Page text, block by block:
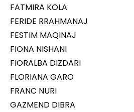
FATMIRA KOLA
FERIDE RRAHMANAJ
FESTIM MAQINAJ
FIONA NISHANI
FIORALBA DIZDARI
FLORIANA GARO
FRANC NURI
GAZMEND DIBRA